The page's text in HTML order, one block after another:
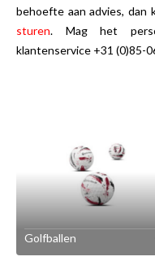
behoefte aan advies,
sturen. Mag het
klantenservice +31 (0)85-
Golfballen